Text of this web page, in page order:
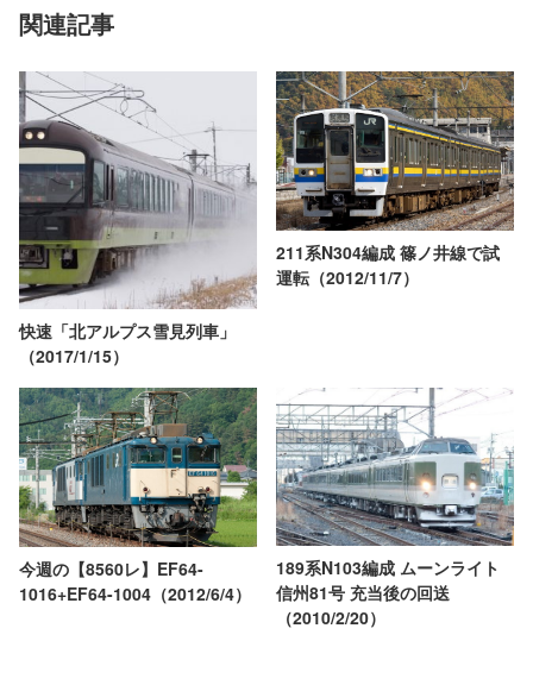
関連記事
快速「北アルプス雪見列車」
（2017/1/15）
211系N304編成 篠ノ井線で試
運転（2012/11/7）
今週の【8560レ】EF64-
1016+EF64-1004（2012/6/4）
189系N103編成 ムーンライト
信州81号 充当後の回送
（2010/2/20）